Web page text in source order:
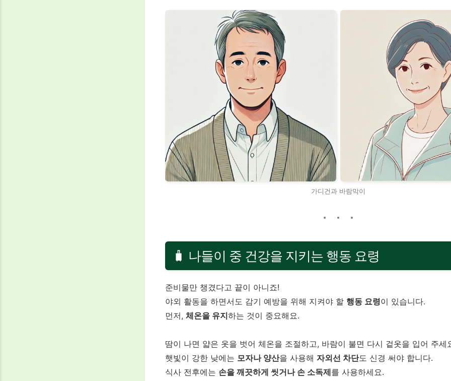
가디건과 바람막이
🧳 나들이 중 건강을 지키는 행동 요령
준비물만 챙겼다고 끝이 아니죠!
야외 활동을 하면서도 감기 예방을 위해 지켜야 할 행동 요령이 있습니다.
먼저, 체온을 유지하는 것이 중요해요.
땀이 나면 얇은 옷을 벗어 체온을 조절하고, 바람이 불면 다시 겉옷을 입어 주세
햇빛이 강한 낮에는 모자나 양산을 사용해 자외선 차단도 신경 써야 합니다.
식사 전후에는 손을 깨끗하게 씻거나 손 소독제를 사용하세요.